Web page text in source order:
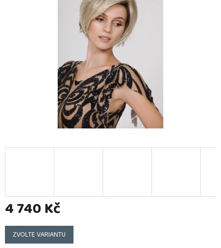
4 740 Kč
Měrná
cena:
ZVOLTE VARIANTU